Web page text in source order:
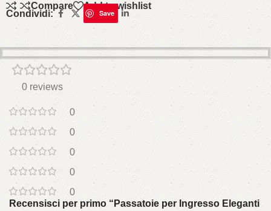
Compare Add to wishlist
Condividi: Save
0 reviews
0
0
0
0
0
Recensisci per primo “Passatoie per Ingresso Eleganti